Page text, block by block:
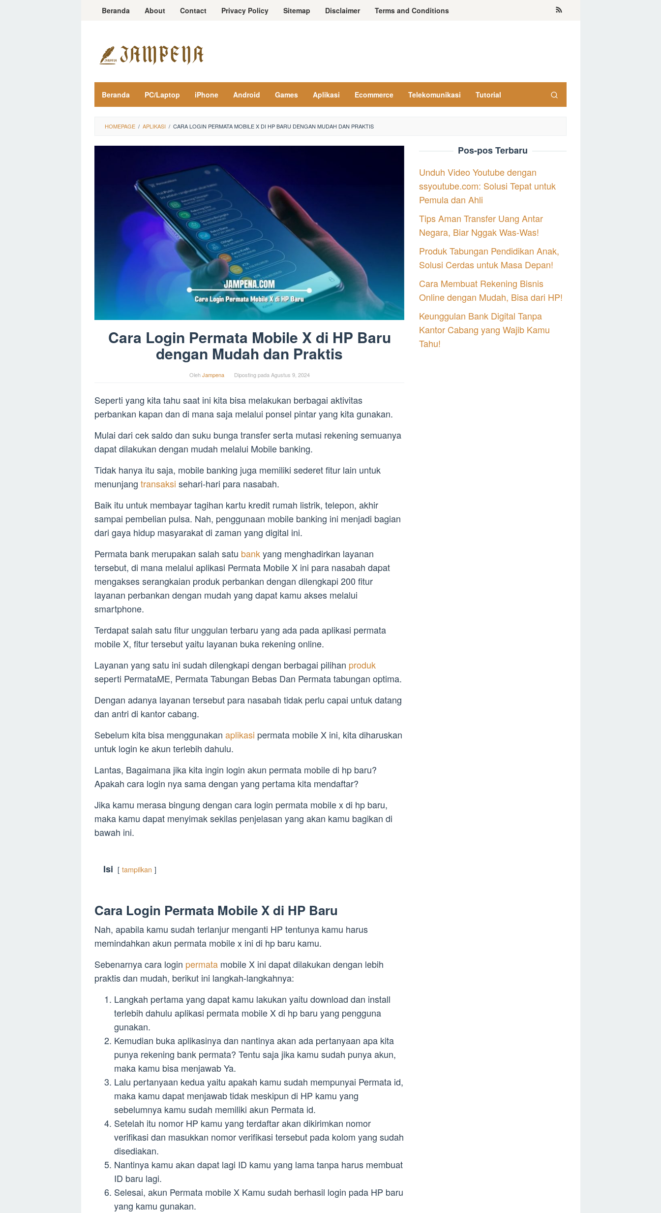
LoncatBeranda About Contact Privacy Policy Sitemap Disclaimer Terms and Conditions
Beranda PC/Laptop iPhone Android Games Aplikasi Ecommerce Telekomunikasi Tutorial
HOMEPAGE / APLIKASI / CARA LOGIN PERMATA MOBILE X DI HP BARU DENGAN MUDAH DAN PRAKTIS
Cara Login Permata Mobile X di HP Baru
dengan Mudah dan Praktis
OlehJampena Diposting padaAgustus 9, 2024
Seperti yang kita tahu saat ini kita bisa melakukan berbagai aktivitas
perbankan kapan dan di mana saja melalui ponsel pintar yang kita gunakan.
Mulai dari cek saldo dan suku bunga transfer serta mutasi rekening semuanya
dapat dilakukan dengan mudah melalui Mobile banking.
Tidak hanya itu saja, mobile banking juga memiliki sederet fitur lain untuk
menunjang transaksi sehari-hari para nasabah.
Baik itu untuk membayar tagihan kartu kredit rumah listrik, telepon, akhir
sampai pembelian pulsa. Nah, penggunaan mobile banking ini menjadi bagian
dari gaya hidup masyarakat di zaman yang digital ini.
Permata bank merupakan salah satu bankyang menghadirkan layanan
tersebut, di mana melalui aplikasi Permata Mobile X ini para nasabah dapat
mengakses serangkaian produk perbankan dengan dilengkapi 200 fitur
layanan perbankan dengan mudah yang dapat kamu akses melalui
smartphone.
Terdapat salah satu fitur unggulan terbaru yang ada pada aplikasi permata
mobile X, fitur tersebut yaitu layanan buka rekening online.
Layanan yang satu ini sudah dilengkapi dengan berbagai pilihan produk
seperti PermataME, Permata Tabungan Bebas Dan Permata tabungan optima.
Dengan adanya layanan tersebut para nasabah tidak perlu capai untuk datang
dan antri di kantor cabang.
Sebelum kita bisa menggunakan aplikasi permata mobile X ini, kita diharuskan
untuk login ke akun terlebih dahulu.
Lantas, Bagaimana jika kita ingin login akun permata mobile di hp baru?
Apakah cara login nya sama dengan yang pertama kita mendaftar?
Jika kamu merasa bingung dengan cara login permata mobile x di hp baru,
maka kamu dapat menyimak sekilas penjelasan yang akan kamu bagikan di
bawah ini.
Isi tampilkan
Cara Login Permata Mobile X di HP Baru
Nah, apabila kamu sudah terlanjur menganti HP tentunya kamu harus
memindahkan akun permata mobile x ini di hp baru kamu.
Sebenarnya cara login permata mobile X ini dapat dilakukan dengan lebih
praktis dan mudah, berikut ini langkah-langkahnya:
Langkah pertama yang dapat kamu lakukan yaitu download dan install
terlebih dahulu aplikasi permata mobile X di hp baru yang pengguna
gunakan.
Kemudian buka aplikasinya dan nantinya akan ada pertanyaan apa kita
punya rekening bank permata? Tentu saja jika kamu sudah punya akun,
maka kamu bisa menjawab Ya.
Lalu pertanyaan kedua yaitu apakah kamu sudah mempunyai Permata id,
maka kamu dapat menjawab tidak meskipun di HP kamu yang
sebelumnya kamu sudah memiliki akun Permata id.
Setelah itu nomor HP kamu yang terdaftar akan dikirimkan nomor
verifikasi dan masukkan nomor verifikasi tersebut pada kolom yang sudah
disediakan.
Nantinya kamu akan dapat lagi ID kamu yang lama tanpa harus membuat
ID baru lagi.
Selesai, akun Permata mobile X Kamu sudah berhasil login pada HP baru
yang kamu gunakan.
Pos-pos Terbaru
Unduh Video Youtube dengan
ssyoutube.com: Solusi Tepat untuk
Pemula dan Ahli
Tips Aman Transfer Uang Antar
Negara, Biar Nggak Was-Was!
Produk Tabungan Pendidikan Anak,
Solusi Cerdas untuk Masa Depan!
Cara Membuat Rekening Bisnis
Online dengan Mudah, Bisa dari HP!
Keunggulan Bank Digital Tanpa
Kantor Cabang yang Wajib Kamu
Tahu!